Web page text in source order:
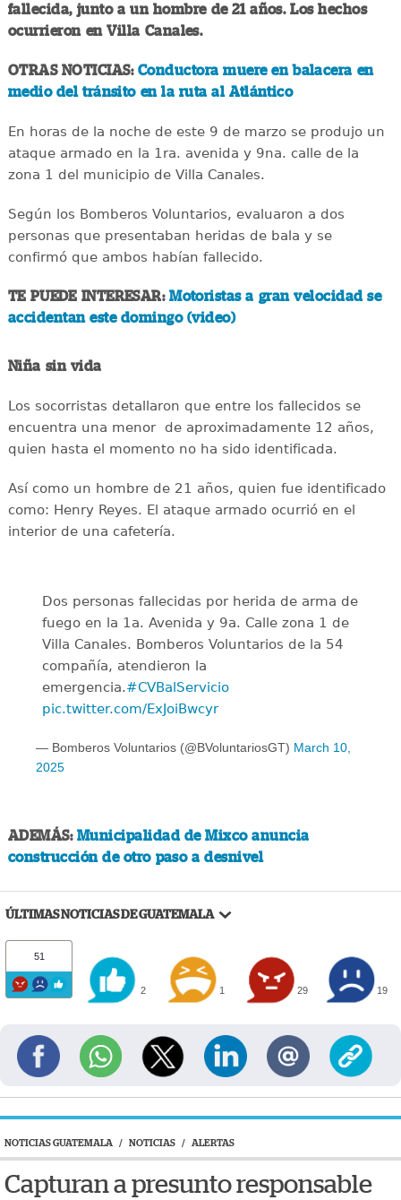
fallecida, junto a un hombre de 21 años. Los hechos
ocurrieron en Villa Canales.
OTRAS NOTICIAS: Conductora muere en balacera en
medio del tránsito en la ruta al Atlántico
En horas de la noche de este 9 de marzo se produjo un
ataque armado en la 1ra. avenida y 9na. calle de la
zona 1 del municipio de Villa Canales.
Según los Bomberos Voluntarios, evaluaron a dos
personas que presentaban heridas de bala y se
confirmó que ambos habían fallecido.
TE PUEDE INTERESAR:Motoristas a gran velocidad se
accidentan este domingo (video)
Niña sin vida
Los socorristas detallaron que entre los fallecidos se
encuentra una menor de aproximadamente 12 años,
quien hasta el momento no ha sido identificada.
Así como un hombre de 21 años, quien fue identificado
como: Henry Reyes. El ataque armado ocurrió en el
interior de una cafetería.
Dos personas fallecidas por herida de arma de
fuego en la 1a. Avenida y 9a. Calle zona 1 de
Villa Canales. Bomberos Voluntarios de la 54
compañía, atendieron la
emergencia.#CVBalServicio
pic.twitter.com/ExJoiBwcyr
— Bomberos Voluntarios (@BVoluntariosGT) March 10,
2025
ADEMÁS: Municipalidad de Mixco anuncia
construcción de otro paso a desnivel
ÚLTIMAS NOTICIAS DE GUATEMALA
51
2 1 29 19
NOTICIAS GUATEMALA / NOTICIAS / ALERTAS
Capturan a presunto responsable